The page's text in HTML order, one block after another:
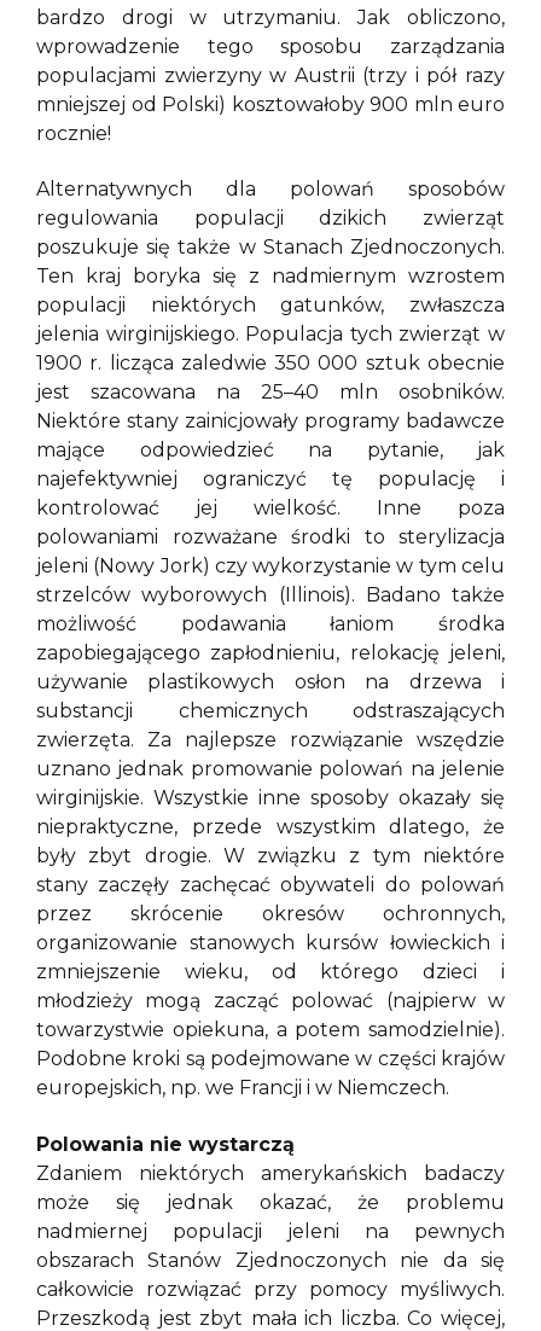
bardzo drogi w utrzymaniu. Jak obliczono,
wprowadzenie tego sposobu zarządzania
populacjami zwierzyny w Austrii (trzy i pół razy
mniejszej od Polski) kosztowałoby 900 mln euro
rocznie!
Alternatywnych dla polowań sposobów
regulowania populacji dzikich zwierząt
poszukuje się także w Stanach Zjednoczonych.
Ten kraj boryka się z nadmiernym wzrostem
populacji niektórych gatunków, zwłaszcza
jelenia wirginijskiego. Populacja tych zwierząt w
1900 r. licząca zaledwie 350 000 sztuk obecnie
jest szacowana na 25–40 mln osobników.
Niektóre stany zainicjowały programy badawcze
mające odpowiedzieć na pytanie, jak
najefektywniej ograniczyć tę populację i
kontrolować jej wielkość. Inne poza
polowaniami rozważane środki to sterylizacja
jeleni (Nowy Jork) czy wykorzystanie w tym celu
strzelców wyborowych (Illinois). Badano także
możliwość podawania łaniom środka
zapobiegającego zapłodnieniu, relokację jeleni,
używanie plastikowych osłon na drzewa i
substancji chemicznych odstraszających
zwierzęta. Za najlepsze rozwiązanie wszędzie
uznano jednak promowanie polowań na jelenie
wirginijskie. Wszystkie inne sposoby okazały się
niepraktyczne, przede wszystkim dlatego, że
były zbyt drogie. W związku z tym niektóre
stany zaczęły zachęcać obywateli do polowań
przez skrócenie okresów ochronnych,
organizowanie stanowych kursów łowieckich i
zmniejszenie wieku, od którego dzieci i
młodzieży mogą zacząć polować (najpierw w
towarzystwie opiekuna, a potem samodzielnie).
Podobne kroki są podejmowane w części krajów
europejskich, np. we Francji i w Niemczech.
Polowania nie wystarczą
Zdaniem niektórych amerykańskich badaczy
może się jednak okazać, że problemu
nadmiernej populacji jeleni na pewnych
obszarach Stanów Zjednoczonych nie da się
całkowicie rozwiązać przy pomocy myśliwych.
Przeszkodą jest zbyt mała ich liczba. Co więcej,